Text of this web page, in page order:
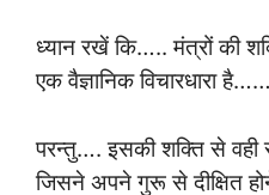
ध्यान रखें कि….. मंत्रों की
एक वैज्ञानिक विचारधारा
परन्तु…. इसकी शक्ति से
जिसने अपने गुरू से दीक्षित